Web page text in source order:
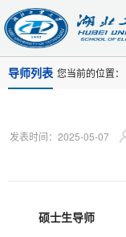
导师列表 您当前的位置：
发表时间：2025-05-07
硕士生导师